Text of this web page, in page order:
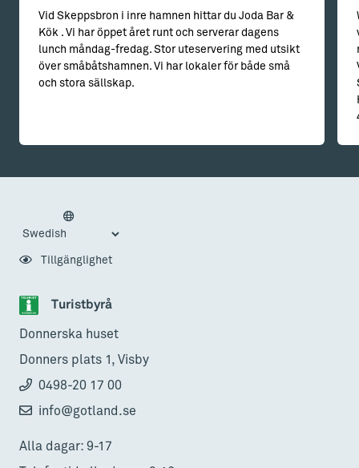
Vid Skeppsbron i inre hamnen hittar du Joda Bar &
Kök . Vi har öppet året runt och serverar dagens
lunch måndag-fredag. Stor uteservering med utsikt
över småbåtshamnen. Vi har lokaler för både små
och stora sällskap.
Turistbyrå
Donnerska huset
Donners plats 1, Visby
0498-20 17 00
info@gotland.se
Alla dagar: 9-17
Tillgänglighet